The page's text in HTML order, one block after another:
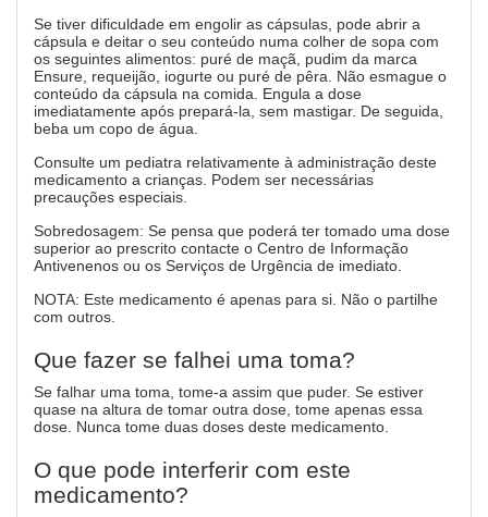
Se tiver dificuldade em engolir as cápsulas, pode abrir a
cápsula e deitar o seu conteúdo numa colher de sopa com
os seguintes alimentos: puré de maçã, pudim da marca
Ensure, requeijão, iogurte ou puré de pêra. Não esmague o
conteúdo da cápsula na comida. Engula a dose
imediatamente após prepará-la, sem mastigar. De seguida,
beba um copo de água.
Consulte um pediatra relativamente à administração deste
medicamento a crianças. Podem ser necessárias
precauções especiais.
Sobredosagem: Se pensa que poderá ter tomado uma dose
superior ao prescrito contacte o Centro de Informação
Antivenenos ou os Serviços de Urgência de imediato.
NOTA: Este medicamento é apenas para si. Não o partilhe
com outros.
Que fazer se falhei uma toma?
Se falhar uma toma, tome-a assim que puder. Se estiver
quase na altura de tomar outra dose, tome apenas essa
dose. Nunca tome duas doses deste medicamento.
O que pode interferir com este
medicamento?